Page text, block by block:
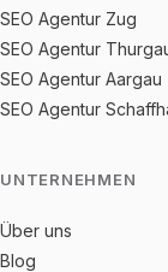
SEO Agentur Zug
SEO Agentur
SEO Agentur Aargau
SEO Agentur
UNTERNEHMEN
Über uns
Blog